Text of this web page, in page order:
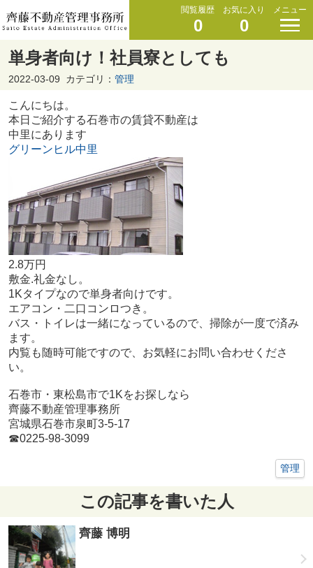
閲覧履歴
0
お気に入り
0
メニュー
単身者向け！社員寮としても
2022-03-09 カテゴリ： 管理
こんにちは。
本日ご紹介する石巻市の賃貸不動産は
中里にあります
グリーンヒル中里
2.8万円
敷金.礼金なし。
1Kタイプなので単身者向けです。
エアコン・二口コンロつき。
バス・トイレは一緒になっているので、掃除が一度で済み
ます。
内覧も随時可能ですので、お気軽にお問い合わせくださ
い。
石巻市・東松島市で1Kをお探しなら
齊藤不動産管理事務所
宮城県石巻市泉町3-5-17
☎0225-98-3099
管理
この記事を書いた人
齊藤 博明